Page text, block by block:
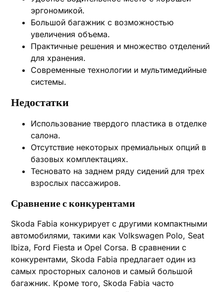
эргономикой.
Большой багажник с возможностью
увеличения объема.
Практичные решения и множество отделений
для хранения.
Современные технологии и мультимедийные
системы.
Недостатки
Использование твердого пластика в отделке
салона.
Отсутствие некоторых премиальных опций в
базовых комплектациях.
Тесновато на заднем ряду сидений для трех
взрослых пассажиров.
Сравнение с конкурентами
Skoda Fabia конкурирует с другими компактными
автомобилями, такими как Volkswagen Polo, Seat
Ibiza, Ford Fiesta и Opel Corsa. В сравнении с
конкурентами, Skoda Fabia предлагает один из
самых просторных салонов и самый большой
багажник. Кроме того, Skoda Fabia часто